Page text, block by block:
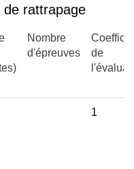
de rattrapage
Nombre
d'épreuves
de
1